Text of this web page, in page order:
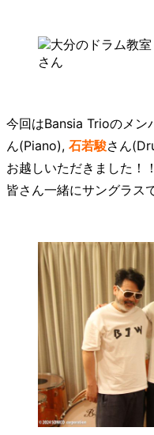
今回はBansia Trioのメン
ん(Piano), 石若駿さん
お越しいただきました！
皆さん一緒にサングラス